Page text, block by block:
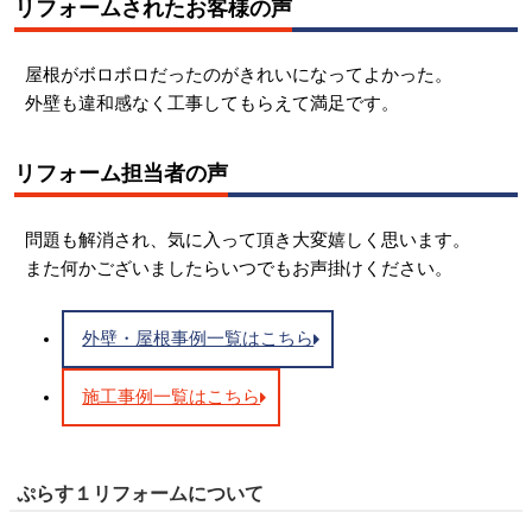
リフォームされたお客様の声
屋根がボロボロだったのがきれいになってよかった。
外壁も違和感なく工事してもらえて満足です。
リフォーム担当者の声
問題も解消され、気に入って頂き大変嬉しく思います。
また何かございましたらいつでもお声掛けください。
外壁・屋根事例一覧はこちら
施工事例一覧はこちら
ぷらす１リフォームについて